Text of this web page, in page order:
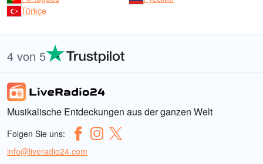
Türkçe
4 von 5
Musikalische Entdeckungen aus der ganzen Welt
Folgen Sie uns:
info@liveradio24.com